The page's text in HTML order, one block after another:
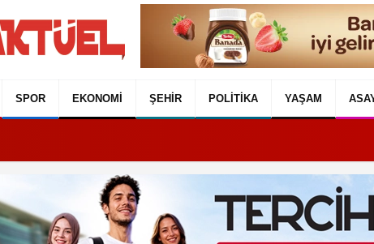
SPOR EKONOMI ŞEHIR POLITIKA YAŞAM